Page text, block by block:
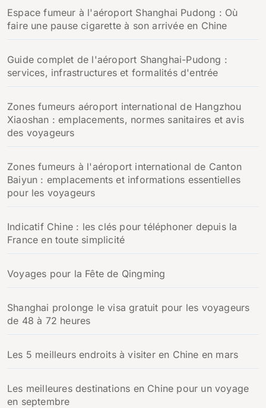
e
r
Espace fumeur à l'aéroport Shanghai Pudong : Où
faire une pause cigarette à son arrivée en Chine
Guide complet de l'aéroport Shanghai-Pudong :
services, infrastructures et formalités d'entrée
Zones fumeurs aéroport international de Hangzhou
Xiaoshan : emplacements, normes sanitaires et avis
des voyageurs
Zones fumeurs à l'aéroport international de Canton
Baiyun : emplacements et informations essentielles
pour les voyageurs
Indicatif Chine : les clés pour téléphoner depuis la
France en toute simplicité
Voyages pour la Fête de Qingming
Shanghai prolonge le visa gratuit pour les voyageurs
de 48 à 72 heures
Les 5 meilleurs endroits à visiter en Chine en mars
Les meilleures destinations en Chine pour un voyage
en septembre